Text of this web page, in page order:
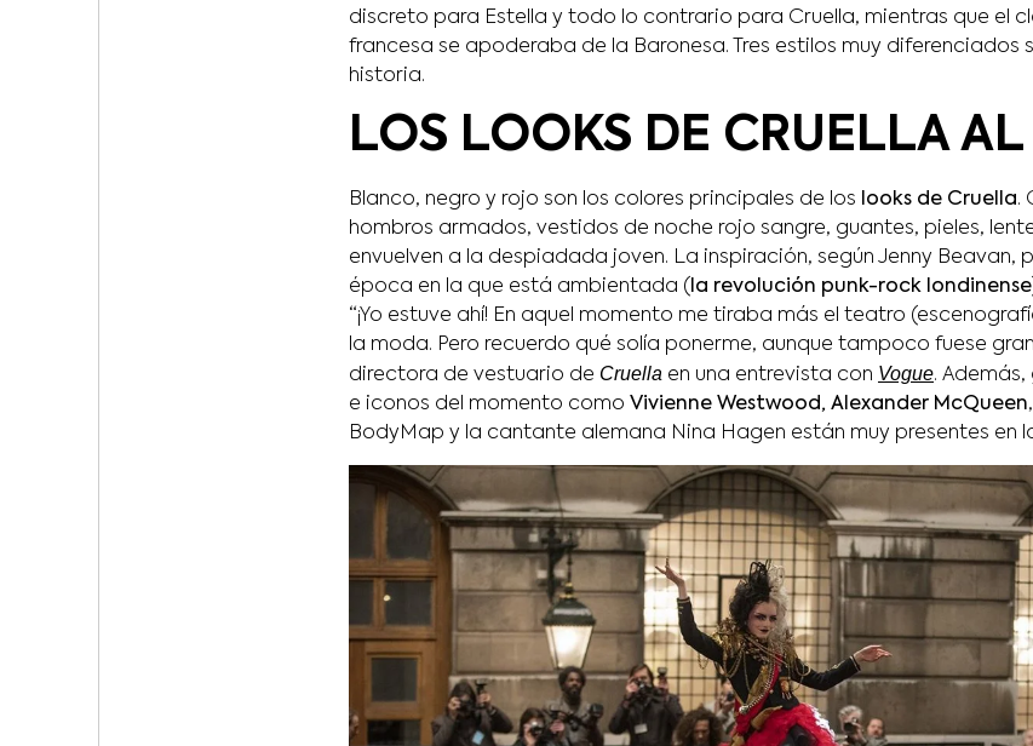
discreto para Estella y todo lo contrario para Cruella, mientras que el
francesa se apoderaba de la Baronesa. Tres estilos muy diferenciados
historia.
LOS LOOKS DE CRUELLA
Blanco, negro y rojo son los colores principales de los looks de Cruella.
hombros armados, vestidos de noche rojo sangre, guantes, pieles,
envuelven a la despiadada joven. La inspiración, según Jenny Beavan,
época en la que está ambientada ( la revolución punk-rock londinense
“¡Yo estuve ahí! En aquel momento me tiraba más el teatro
la moda. Pero recuerdo qué solía ponerme, aunque tampoco fuese
directora de vestuario de Cruella en una entrevista con Vogue.
e iconos del momento como Vivienne Westwood, Alexander McQueen
BodyMap y la cantante alemana Nina Hagen están muy presentes en